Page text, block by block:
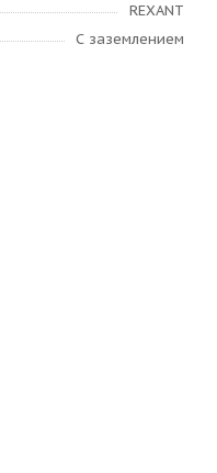
REXANT
С заземлением